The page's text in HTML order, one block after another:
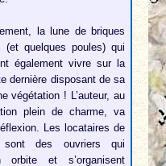
la lune de briques
(et quelques poules) qui
également vivre sur la
dernière disposant de sa
végétation ! L’auteur, au
plein de charme, va
Les locataires de
des ouvriers qui
orbite et s’organisent